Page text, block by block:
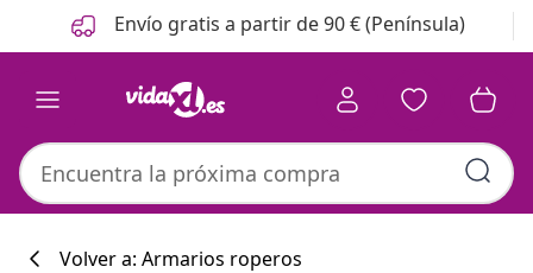
Anterior
Siguiente Envío gratis a partir de 90 € (Península)
Volver a: Armarios roperos